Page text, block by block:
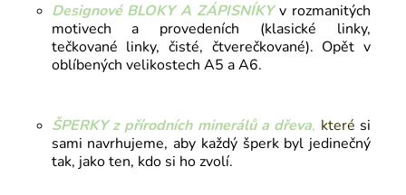
Designové BLOKY A ZÁPISNÍKYv rozmanitých
motivech a provedeních (klasické linky,
tečkované linky, čisté, čtverečkované). Opět v
oblíbených velikostech A5 a A6.
ŠPERKY z přírodních minerálů a dřeva, které si
sami navrhujeme, aby každý šperk byl jedinečný
tak, jako ten, kdo si ho zvolí.